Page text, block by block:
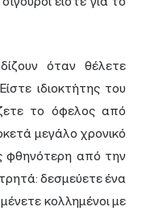
όταν θέλετε
ιδιοκτήτης του
το όφελος από
μεγάλο χρονικό
φθηνότερη από την
δεσμεύετε ένα
κολλημένοι με